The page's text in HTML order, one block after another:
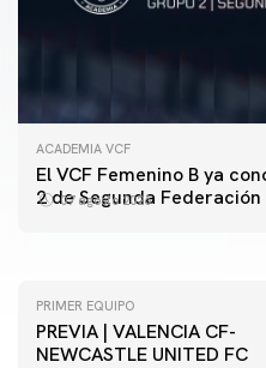
ACADEMIA VCF
El VCF Femenino B ya
2 de Segunda Federación
07 agosto 2026
PRIMER EQUIPO
ENTRENAMIENTO DEL
PRIMER EQUIPO
PREVIA | VALENCIA CF-
NEWCASTLE UNITED FC